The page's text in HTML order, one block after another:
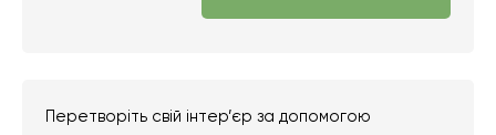
Перетворіть свій інтер’єр за допомогою